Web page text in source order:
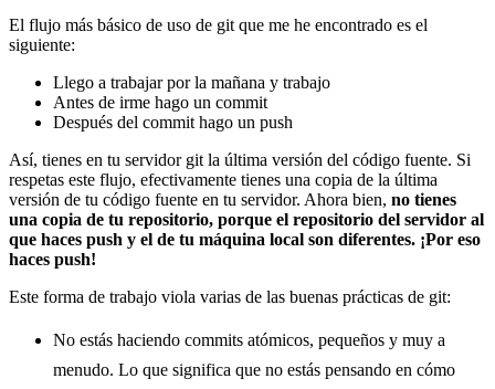
El flujo más básico de uso de git que me he encontrado es el
siguiente:
Llego a trabajar por la mañana y trabajo
Antes de irme hago un commit
Después del commit hago un push
Así, tienes en tu servidor git la última versión del código fuente. Si
respetas este flujo, efectivamente tienes una copia de la última
versión de tu código fuente en tu servidor. Ahora bien, no tienes
una copia de tu repositorio, porque el repositorio del servidor al
que haces push y el de tu máquina local son diferentes. ¡Por eso
haces push!
Este forma de trabajo viola varias de las buenas prácticas de git:
No estás haciendo commits atómicos, pequeños y muy a
menudo. Lo que significa que no estás pensando en cómo